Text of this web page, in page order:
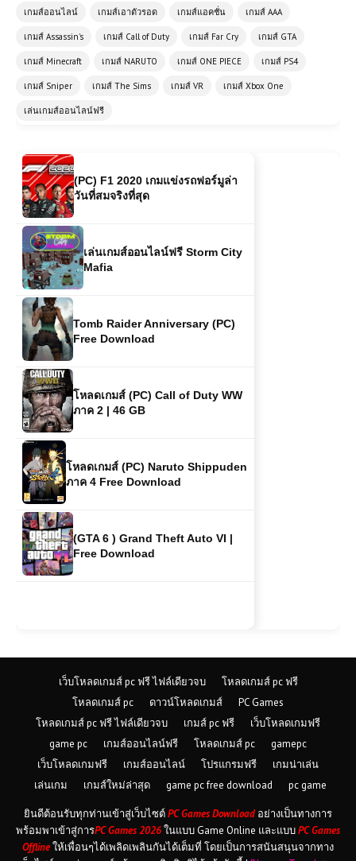
เกมส์ออนไลน์ เกมส์เอาตัวรอด เกมส์แอคชั่น เกมส์ AAA
เกมส์ Assassin's เกมส์ Call of Duty เกมส์ Far Cry เกมส์ GTA
เกมส์ Minecraft เกมส์ NARUTO เกมส์ ONE PIECE เกมส์ PS4
เกมส์ Sniper เกมส์ The Sims เกมส์ VR เกมส์ Xbox One
เล่นเกมส์ออนไลน์ฟรี
San Andreas | Free Download
(PC) MONSTER HUNTER RISE
Sunbreak | Free Download
เล่นเกมส์ออนไลน์ฟรี Storm City
Tomb Raider Anniversary (PC)
Free Download
โหลดเกมส์ (PC) Naruto Shippuden
ภาค 4 Free Download
เว็บโหลดเกมส์ pc ฟรี ไฟล์เดียวจบ
โหลดเกมส์ pc ฟรี
โหลดเกมส์ pc
ดาวน์โหลดเกมส์
PC Games
โหลดเกมส์ pc ฟรี ไฟล์เดียวจบ
เกมส์ pc ฟรี
เว็บโหลดเกมฟรี
game pc
เกมส์ออนไลน์ฟรี โหลดเกมส์ pc
gamepc
เว็บโหลดเกมฟรี
เกมส์ออนไลน์ โปรแกรมฟรี
เกมน่าเล่น
เล่นเกม
เกมส์ใหม่ล่าสุด game pc free download pc game
ยินดีต้อนรับทุกท่านเข้าสู่เว็บไซต์PC Games Download อย่างเป็นทางการ
พร้อมพาเข้าสู่การPC Games 2026ในแบบ Game Online และแบบPC Games
Offlineให้เพื่อนๆได้เพลิดเพลินกันได้เต็มที่ โดยเป็นการสนันสนุนจากทาง